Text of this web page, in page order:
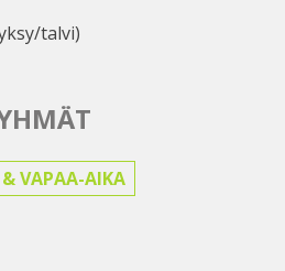
talvi)
VAPAA-AIKA